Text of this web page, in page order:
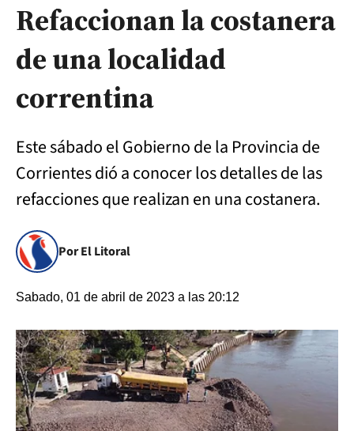
Refaccionan la costanera
de una localidad
correntina
Este sábado el Gobierno de la Provincia de
Corrientes dió a conocer los detalles de las
refacciones que realizan en una costanera.
Por El Litoral
Sabado, 01 de abril de 2023 a las 20:12